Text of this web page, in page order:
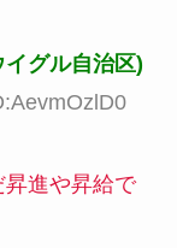
グル自治区)
進や昇給で